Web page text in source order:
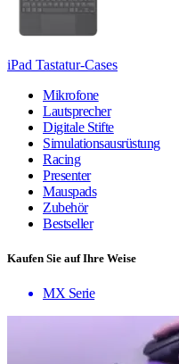
iPad Tastatur-Cases
Mikrofone
Lautsprecher
Digitale Stifte
Simulationsausrüstung
Racing
Presenter
Mauspads
Zubehör
Bestseller
Kaufen Sie auf Ihre Weise
MX Serie